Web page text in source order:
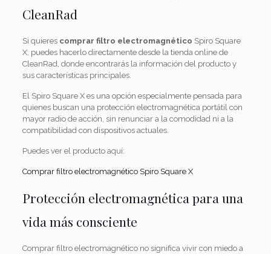
CleanRad
Si quieres comprar filtro electromagnético Spiro Square
X, puedes hacerlo directamente desde la tienda online de
CleanRad, donde encontrarás la información del producto y
sus características principales.
El Spiro Square X es una opción especialmente pensada para
quienes buscan una protección electromagnética portátil con
mayor radio de acción, sin renunciar a la comodidad ni a la
compatibilidad con dispositivos actuales.
Puedes ver el producto aquí:
Comprar filtro electromagnético Spiro Square X
Protección electromagnética para una
vida más consciente
Comprar filtro electromagnético no significa vivir con miedo a